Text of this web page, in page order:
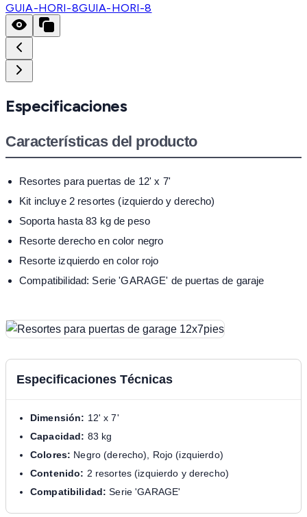
GUIA-HORI-8GUIA-HORI-8
Especificaciones
Características del producto
Resortes para puertas de 12' x 7'
Kit incluye 2 resortes (izquierdo y derecho)
Soporta hasta 83 kg de peso
Resorte derecho en color negro
Resorte izquierdo en color rojo
Compatibilidad: Serie 'GARAGE' de puertas de garaje
Especificaciones Técnicas
Dimensión: 12' x 7'
Capacidad: 83 kg
Colores: Negro (derecho), Rojo (izquierdo)
Contenido: 2 resortes (izquierdo y derecho)
Compatibilidad: Serie 'GARAGE'